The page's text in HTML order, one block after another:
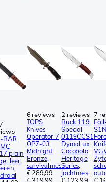
BAR
plain
leer,
6 reviews
TOPS
Knives
Operator 7
OP7-03
Midnight
Bronze,
survivalmes
€ 289,99
€ 319,99
2 reviews
Buck 119
Special
0119CCS1
DymaLux
Cocobolo
Heritage
Series,
jachtmes
€ 123,99
7
€